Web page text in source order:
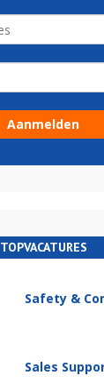
TOPVACATURES
Safety &
Sales